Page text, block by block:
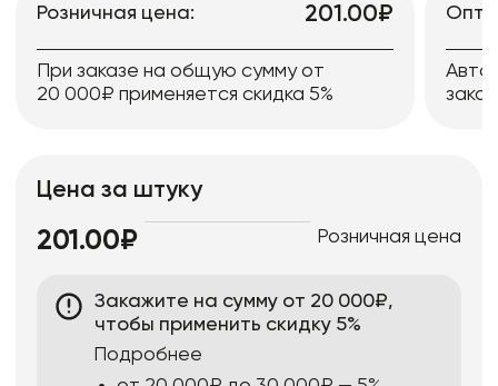
Розничная цена: 201.00₽
При заказе на общую сумму от
20 000₽ применяется скидка 5%
Цена за штуку
201.00₽ Розничная цена
Закажите на сумму от 20 000₽,
чтобы применить скидку 5%
Подробнее